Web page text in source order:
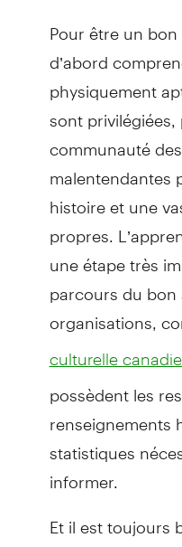
Pour être un
d’abord
physiquement
sont
communauté
malentendantes
histoire et une
propres.
une étape très
parcours du
organisations,
culturelle
possèdent les
renseignements
statistiques
informer.
Et il est toujours